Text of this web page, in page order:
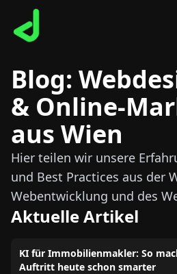
Blog:
& Online-
aus Wien
Hier teilen wir unsere
und Best Practices aus der
Webentwicklung und des
Aktuelle Artikel
KI für Immobilienmakler: So
Auftritt heute schon smarter